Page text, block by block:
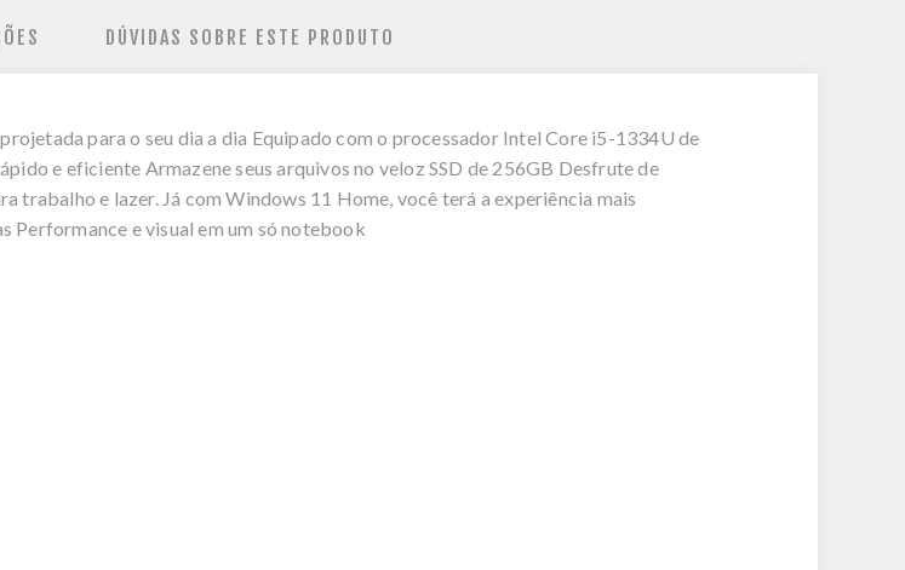
DÚVIDAS SOBRE ESTE PRODUTO
para o seu dia a dia Equipado com o processador Intel Core i5-1334U de
e eficiente Armazene seus arquivos no veloz SSD de 256GB Desfrute de
trabalho e lazer. Já com Windows 11 Home, você terá a experiência mais
Performance e visual em um só notebook